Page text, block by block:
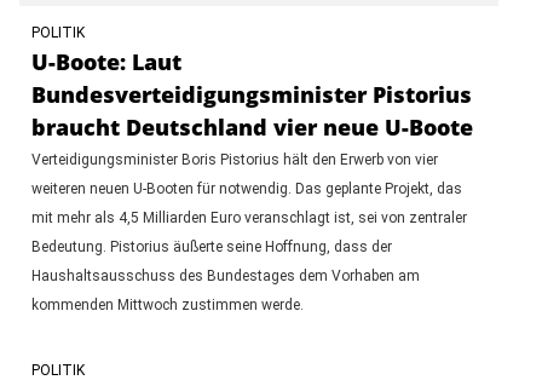
POLITIK
U-Boote: Laut
Bundesverteidigungsminister Pistorius
braucht Deutschland vier neue U-Boote
Verteidigungsminister Boris Pistorius hält den Erwerb von vier
weiteren neuen U-Booten für notwendig. Das geplante Projekt, das
mit mehr als 4,5 Milliarden Euro veranschlagt ist, sei von zentraler
Bedeutung. Pistorius äußerte seine Hoffnung, dass der
Haushaltsausschuss des Bundestages dem Vorhaben am
kommenden Mittwoch zustimmen werde.
POLITIK